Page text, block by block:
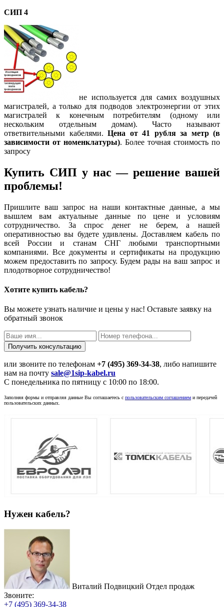
СИП 4
не используется для самих воздушных
магистралей, а только для подводов электроэнергии от этих
магистралей к конечным потребителям (одному или
нескольким отдельным домам). Часто называют
ответвительными кабелями. Цена от 41 рубля за метр (в
зависимости от номенклатуры). Более точная стоимость по
запросу
Купить СИП у нас — решение вашей
проблемы!
Пришлите ваш запрос на наши контактные данные, а мы
вышлем вам актуальные данные по цене и условиям
сотрудничество. За спрос денег не берем, а нашей
оперативностью вы будете удивлены. Доставляем кабель по
всей России и станам СНГ любыми транспортными
компаниями. Все документы и сертификаты на продукцию
можем предоставить по запросу. Будем рады на ваш запрос и
плодотворное сотрудничество!
Хотите купить кабель?
Вы можете узнать наличие и цены у нас! Оставьте заявку на
обратный звонок
или звоните по телефонам +7 (495) 369-34-38, либо напишите
нам на почту sale@1sip-kabel.ru
C понедельника по пятницу с 10:00 по 18:00.
Заполняя формы и отправляя данные Вы соглашаетесь с пользовательским соглашением и передачей
пользовательских данных.
Нужен кабель?
Виталий Подвицкий Отдел продаж
Звоните:
+7 (495) 369-34-38